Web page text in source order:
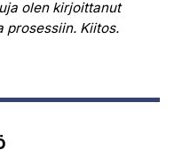
olen kirjoittanut
prosessiin. Kiitos.